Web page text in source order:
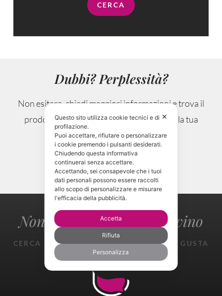
CERCA
Dubbi? Perplessità?
Non esitare, chiedi maggiori informazioni e trova il
prodotto che si sposa alla perfezione con la tua
occasione.
CONTATTAMI!
Non perderti il gusto del vino
CERCA TROVA ASSAGGIA SPERIMENTA GUSTA
GIOISCI
✕
Questo sito utilizza cookie tecnici e di
profilazione.
Puoi accettare, rifiutare o personalizzare
i cookie premendo i pulsanti desiderati.
Chiudendo questa informativa
continuerai senza accettare.
Accettando, sei consapevole che i tuoi
dati personali possono essere raccolti
allo scopo di personalizzare e misurare
l'efficacia della pubblicità.
Accetta
Rifiuta
Personalizza